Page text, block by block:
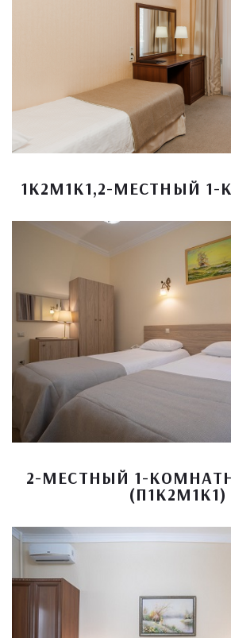
1К2М1К1,2-МЕСТНЫЙ
2-МЕСТНЫЙ 1-
(П1К2М1К1)